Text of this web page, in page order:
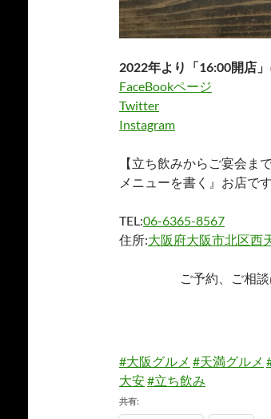
2022年より「16:00開店
FaceBookページ
Twitter
Instagram
【立ち飲みからご宴会ま
メニューを書く』お店で
TEL:06-6365-8567
住所:大阪府大阪市北区西
ご予約、ご相
#大阪グルメ #天満グルメ
大安#立ち飲み
共有: